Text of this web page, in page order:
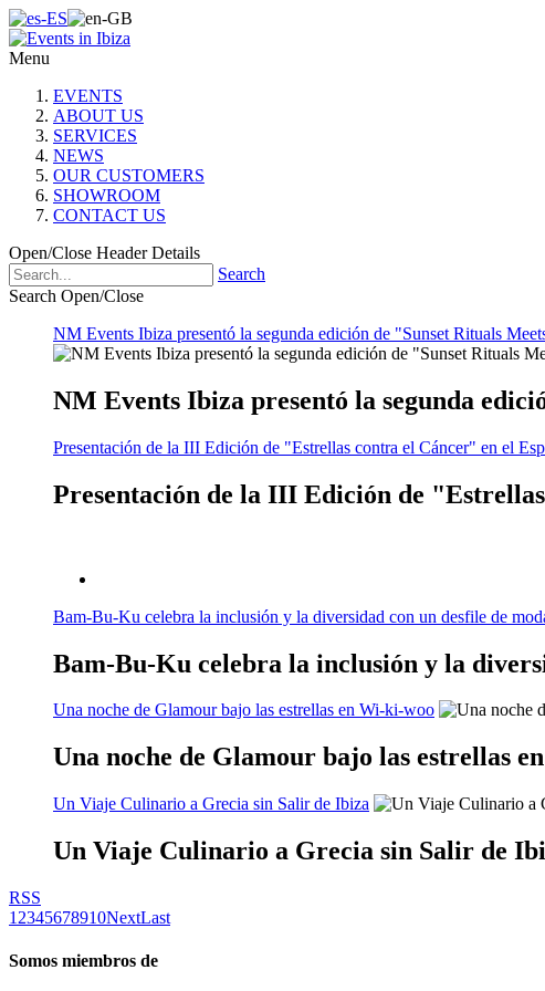
Menu
EVENTS
ABOUT US
SERVICES
NEWS
OUR CUSTOMERS
SHOWROOM
CONTACT US
Open/Close Header Details
Search
Search Open/Close
NM Events Ibiza presentó la segunda edición de "Sunset Rituals
NM Events Ibiza presentó la segunda
Presentación de la III Edición de "Estrellas contra el Cáncer" en el
Presentación de la III Edición de
Bam-Bu-Ku celebra la inclusión y la diversidad con un desfile de
Bam-Bu-Ku celebra la inclusión y la
Una noche de Glamour bajo las estrellas en Wi-ki-woo
Una noche de Glamour bajo las estrellas
Un Viaje Culinario a Grecia sin Salir de Ibiza
Un Viaje Culinario a Grecia sin Salir de
RSS
1 2345678910NextLast
Somos miembros de